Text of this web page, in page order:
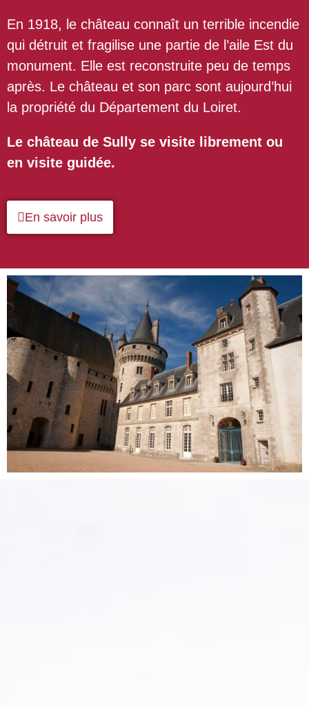
En 1918, le château connaît un terrible incendie
qui détruit et fragilise une partie de l’aile Est du
monument. Elle est reconstruite peu de temps
après. Le château et son parc sont aujourd’hui
la propriété du Département du Loiret.
Le château de Sully se visite librement ou
en visite guidée.
En savoir plus